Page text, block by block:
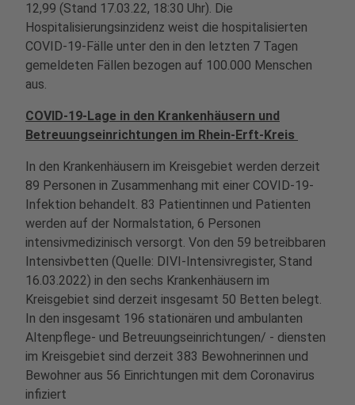
12,99 (Stand 17.03.22, 18:30 Uhr). Die
Hospitalisierungsinzidenz weist die hospitalisierten
COVID-19-Fälle unter den in den letzten 7 Tagen
gemeldeten Fällen bezogen auf 100.000 Menschen
aus.
COVID-19-Lage in den Krankenhäusern und
Betreuungseinrichtungen im Rhein-Erft-Kreis
In den Krankenhäusern im Kreisgebiet werden derzeit
89 Personen in Zusammenhang mit einer COVID-19-
Infektion behandelt. 83 Patientinnen und Patienten
werden auf der Normalstation, 6 Personen
intensivmedizinisch versorgt. Von den 59 betreibbaren
Intensivbetten (Quelle: DIVI-Intensivregister, Stand
16.03.2022) in den sechs Krankenhäusern im
Kreisgebiet sind derzeit insgesamt 50 Betten belegt.
In den insgesamt 196 stationären und ambulanten
Altenpflege- und Betreuungseinrichtungen/ - diensten
im Kreisgebiet sind derzeit 383 Bewohnerinnen und
Bewohner aus 56 Einrichtungen mit dem Coronavirus
infiziert